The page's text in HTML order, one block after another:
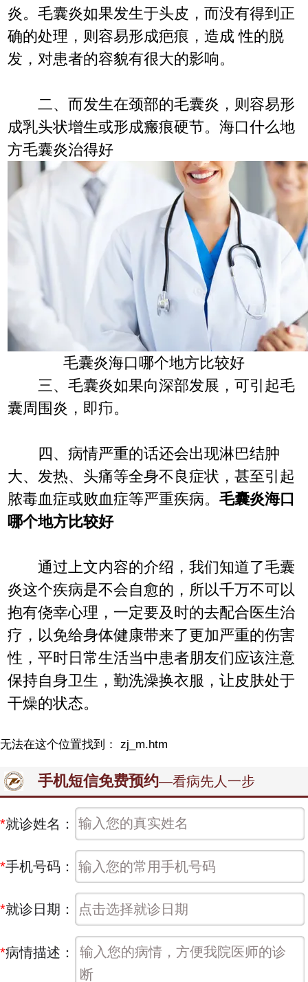
炎。毛囊炎如果发生于头皮，而没有得到正
确的处理，则容易形成疤痕，造成 性的脱
发，对患者的容貌有很大的影响。
二、而发生在颈部的毛囊炎，则容易形
成乳头状增生或形成瘢痕硬节。海口什么地
方毛囊炎治得好
毛囊炎海口哪个地方比较好
三、毛囊炎如果向深部发展，可引起毛
囊周围炎，即疖。
四、病情严重的话还会出现淋巴结肿
大、发热、头痛等全身不良症状，甚至引起
脓毒血症或败血症等严重疾病。毛囊炎海口
哪个地方比较好
通过上文内容的介绍，我们知道了毛囊
炎这个疾病是不会自愈的，所以千万不可以
抱有侥幸心理，一定要及时的去配合医生治
疗，以免给身体健康带来了更加严重的伤害
性，平时日常生活当中患者朋友们应该注意
保持自身卫生，勤洗澡换衣服，让皮肤处于
干燥的状态。
无法在这个位置找到： zj_m.htm
手机短信免费预约—看病先人一步
*就诊姓名：
*手机号码：
*就诊日期：
*病情描述：